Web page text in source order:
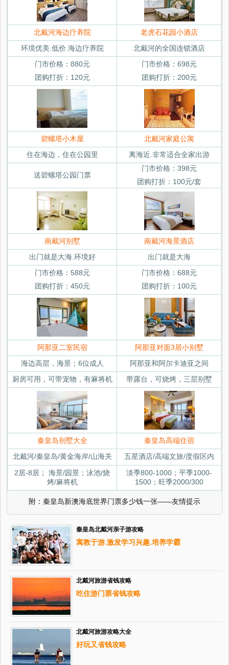
北戴河海边疗养院
老虎石花园小酒店
环境优美.低价.海边疗养院
北戴河的全国连锁酒店
门市价格：880元
团购打折：120元
门市价格：698元
团购打折：200元
碧螺塔小木屋
北戴河家庭公寓
住在海边，住在公园里
离海近.非常适合全家出游
送碧螺塔公园门票
门市价格：398元
团购打折：100元/套
南戴河别墅
南戴河海景酒店
出门就是大海.环境好
出门就是大海
门市价格：588元
团购打折：450元
门市价格：688元
团购打折：100元
阿那亚二室民宿
阿那亚对面3居小别墅
海边高层，海景；6位成人
阿那亚和阿尔卡迪亚之间
厨房可用，可带宠物，有麻将机
带露台，可烧烤，三层别墅
秦皇岛别墅大全
秦皇岛高端住宿
北戴河/秦皇岛/黄金海岸/山海关
五星酒店/高端文旅/度假区内
2居-8居； 海景/园景；泳池/烧
烤/麻将机
淡季800-1000；平季1000-
1500；旺季2000/300
附：秦皇岛新澳海底世界门票多少钱一张——友情提示
秦皇岛北戴河亲子游攻略
寓教于游.激发学习兴趣.培养学霸
北戴河旅游省钱攻略
吃住游门票省钱攻略
北戴河旅游攻略大全
好玩又省钱攻略